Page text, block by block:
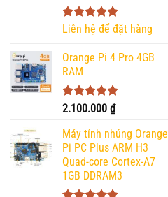
Được xếp
Liên hệ để đặt hàng
Orange Pi 4 Pro 4GB
RAM
Được xếp
5 sao
2.100.000 ₫
Máy tính nhúng Orange
Pi PC Plus ARM H3
Quad-core Cortex-A7
1GB DDRAM3